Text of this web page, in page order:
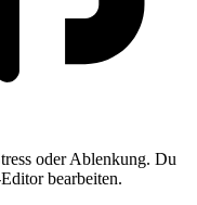
oder Ablenkung. Du
bearbeiten.